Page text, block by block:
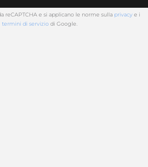
reCAPTCHA e si applicano le norme sulla privacy e i
termini di servizio di Google.